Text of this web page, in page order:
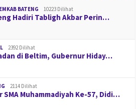
BATENG 10223 Dilihat
Hadiri Tabligh Akbar Perin…
2392 Dilihat
di Beltim, Gubernur Hiday…
2114 Dilihat
SMA Muhammadiyah Ke-57, Didi…